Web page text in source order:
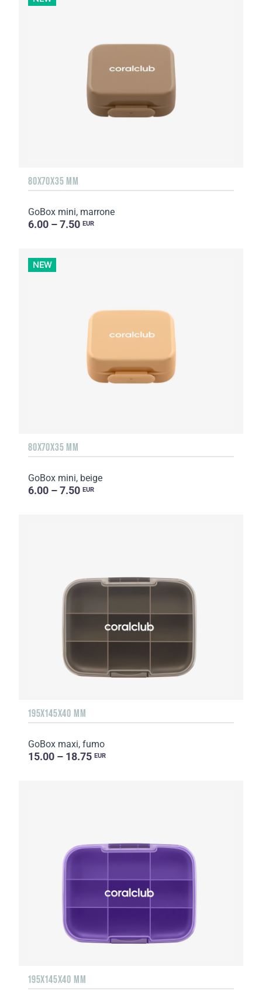
80X70X35 MM
GoBox mini, marrone
6.00 – 7.50 EUR
NEW
80X70X35 MM
GoBox mini, beige
6.00 – 7.50 EUR
195X145X40 MM
GoBox maxi, fumo
15.00 – 18.75 EUR
195X145X40 MM